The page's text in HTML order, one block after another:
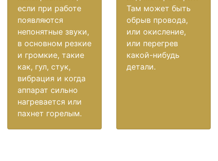
если при работе
появляются
непонятные звуки,
в основном резкие
и громкие, такие
как, гул, стук,
вибрация и когда
аппарат сильно
нагревается или
пахнет горелым.
Там может быть
обрыв провода,
или окисление,
или перегрев
какой-нибудь
детали.